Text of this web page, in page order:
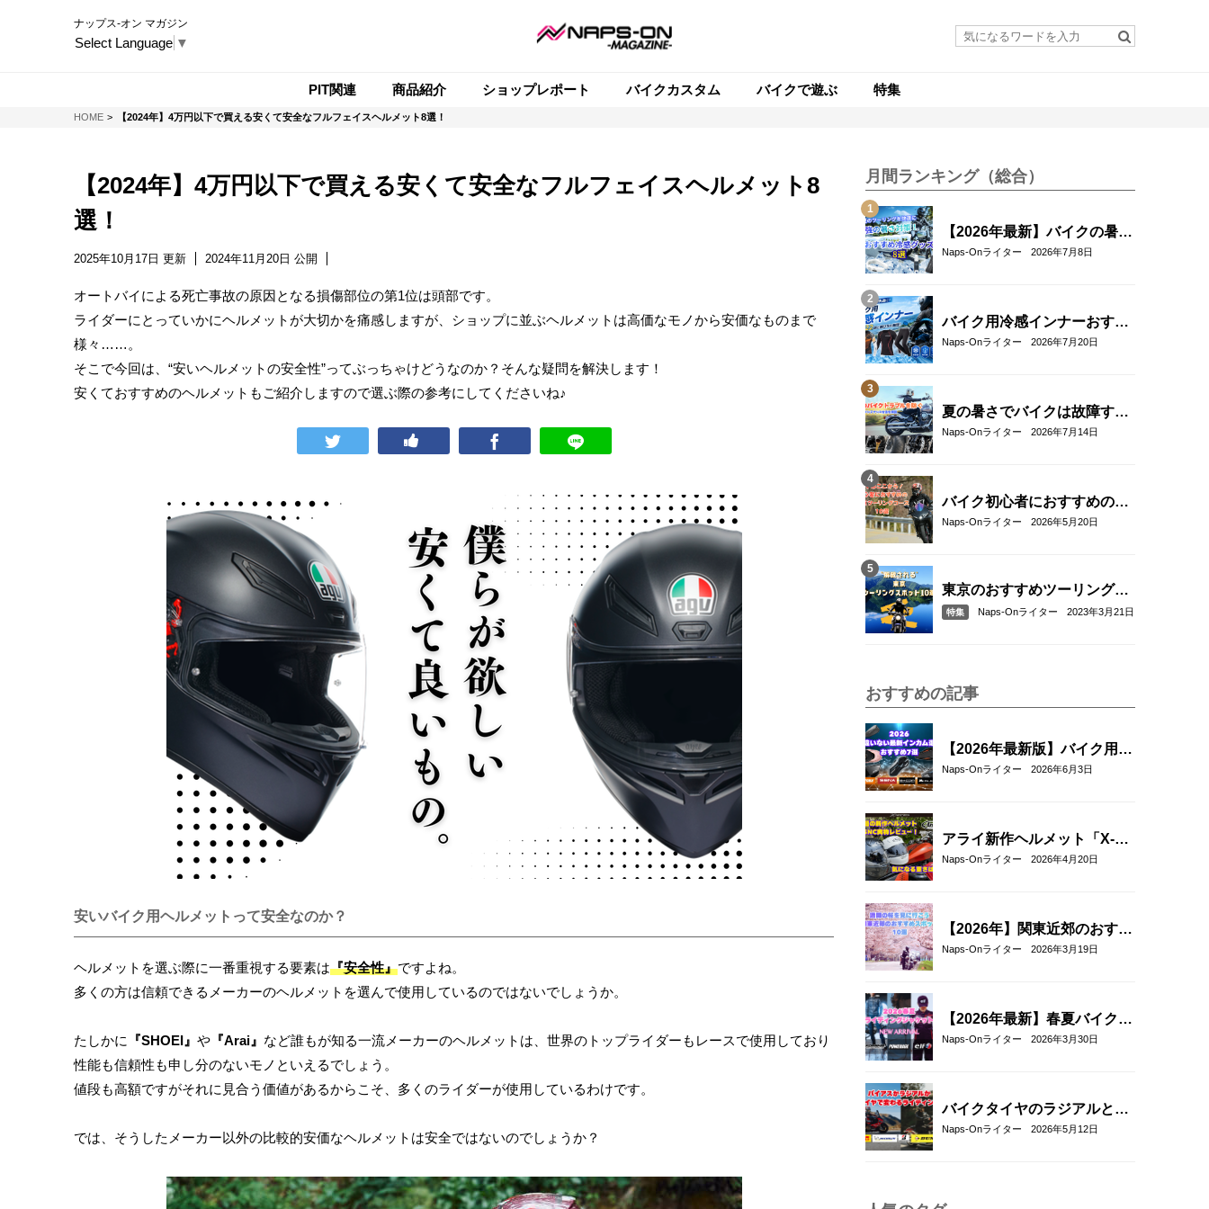
ナップス-オン マガジン
Select Language ▼
PIT関連 商品紹介 ショップレポート バイクカスタム バイクで遊ぶ 特集
HOMENAPS-ON マガジン
【2024年】4万円以下で買える安くて安全なフルフェイスヘルメット8選！
【2024年】4万円以下で買える安くて安全なフルフェイスヘルメット8
選！
2025年10月17日 更新 2024年11月20日 公開
オートバイによる死亡事故の原因となる損傷部位の第1位は頭部です。
ライダーにとっていかにヘルメットが大切かを痛感しますが、ショップに並ぶヘルメットは高価なモノから安価なものまで
様々……。
そこで今回は、“安いヘルメットの安全性”ってぶっちゃけどうなのか？そんな疑問を解決します！
安くておすすめのヘルメットもご紹介しますので選ぶ際の参考にしてくださいね♪
安いバイク用ヘルメットって安全なのか？
ヘルメットを選ぶ際に一番重視する要素は『安全性』ですよね。
多くの方は信頼できるメーカーのヘルメットを選んで使用しているのではないでしょうか。
たしかに 『SHOEI』 や 『Arai』 など誰もが知る一流メーカーのヘルメットは、世界のトップライダーもレースで使用しており
性能も信頼性も申し分のないモノといえるでしょう。
値段も高額ですがそれに見合う価値があるからこそ、多くのライダーが使用しているわけです。
では、そうしたメーカー以外の比較的安価なヘルメットは安全ではないのでしょうか？
月間ランキング（総合）
【2026年最新】バイクの暑さ
対策・冷感グッズおすすめ8
Naps-Onライター 2026年7月8日
バイク用冷感インナーおすす
め22選！夏のツーリングを快
Naps-Onライター 2026年7月20日
夏の暑さでバイクは故障す
る？起こりやすいトラブルと
Naps-Onライター 2026年7月14日
バイク初心者におすすめの関
東近郊ツーリングコース10選
Naps-Onライター 2026年5月20日
東京のおすすめツーリングス
ポット10選
特集 Naps-Onライター 2023年3月21日
おすすめの記事
【2026年最新版】バイク用イ
ンカムおすすめ7選｜選び方
Naps-Onライター 2026年6月3日
アライ新作ヘルメット「X-
SNC」を実物レビュー｜重
Naps-Onライター 2026年4月20日
【2026年】関東近郊のおすす
めお花見ツーリングスポット
Naps-Onライター 2026年3月19日
【2026年最新】春夏バイクジ
ャケットおすすめ33選！｜タ
Naps-Onライター 2026年3月30日
バイクタイヤのラジアルとバ
イアスの違いとは？特徴・選
Naps-Onライター 2026年5月12日